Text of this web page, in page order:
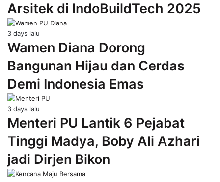
Arsitek di IndoBuildTech 2025
3 days lalu
Wamen Diana Dorong
Bangunan Hijau dan Cerdas
Demi Indonesia Emas
3 days lalu
Menteri PU Lantik 6 Pejabat
Tinggi Madya, Boby Ali Azhari
jadi Dirjen Bikon